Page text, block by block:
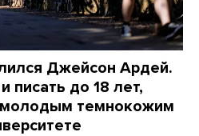
Джейсон Ардей.
писать до 18 лет,
темнокожим